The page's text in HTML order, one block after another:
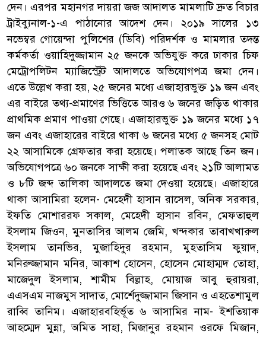
দেন। এরপর মহানগর দায়রা জজ আদালত মামলাটি দ্রুত বিচার
ট্রাইব্যুনাল-১-এ পাঠানোর আদেশ দেন। ২০১৯ সালের ১৩
নভেম্বর গোয়েন্দা পুলিশের (ডিবি) পরিদর্শক ও মামলার তদন্ত
কর্মকর্তা ওয়াহিদুজ্জামান ২৫ জনকে অভিযুক্ত করে ঢাকার চিফ
মেট্রোপলিটন ম্যাজিস্ট্রেট আদালতে অভিযোগপত্র জমা দেন।
এতে উল্লেখ করা হয়, ২৫ জনের মধ্যে এজাহারভুক্ত ১৯ জন এবং
এর বাইরে তথ্য-প্রমাণের ভিত্তিতে আরও ৬ জনের জড়িত থাকার
প্রাথমিক প্রমাণ পাওয়া গেছে। এজাহারভুক্ত ১৯ জনের মধ্যে ১৭
জন এবং এজাহারের বাইরে থাকা ৬ জনের মধ্যে ৫ জনসহ মোট
২২ আসামিকে গ্রেফতার করা হয়েছে। পলাতক আছে তিন জন।
অভিযোগপত্রে ৬০ জনকে সাক্ষী করা হয়েছে এবং ২১টি আলামত
ও ৮টি জব্দ তালিকা আদালতে জমা দেওয়া হয়েছে। এজাহারে
থাকা আসামিরা হলেন- মেহেদী হাসান রাসেল, অনিক সরকার,
ইফতি মোশাররফ সকাল, মেহেদী হাসান রবিন, মেফতাহুল
ইসলাম জিওন, মুনতাসির আলম জেমি, খন্দকার তাবাখখারুল
ইসলাম তানভির, মুজাহিদুর রহমান, মুহতাসিম ফুয়াদ,
মনিরুজ্জামান মনির, আকাশ হোসেন, হোসেন মোহাম্মদ তোহা,
মাজেদুল ইসলাম, শামীম বিল্লাহ, মোয়াজ আবু হুরায়রা,
এএসএম নাজমুস সাদাত, মোর্শেদুজ্জামান জিসান ও এহতেশামুল
রাব্বি তানিম। এজাহারবহির্ভূত ৬ আসামির নাম- ইশতিয়াক
আহম্মেদ মুন্না, অমিত সাহা, মিজানুর রহমান ওরফে মিজান,